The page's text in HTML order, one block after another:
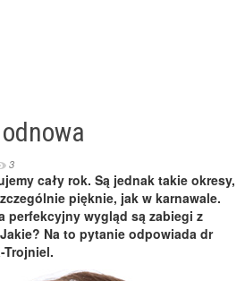
3
cały rok. Są jednak takie okresy,
pięknie, jak w karnawale.
perfekcyjny wygląd są zabiegi z
Na to pytanie odpowiada dr
Trojniel.